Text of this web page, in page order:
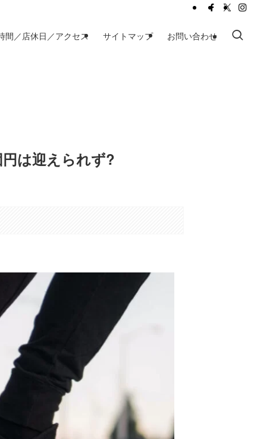
間／店休日／アクセス サイトマップ お問い合わせ
円は迎えられず?